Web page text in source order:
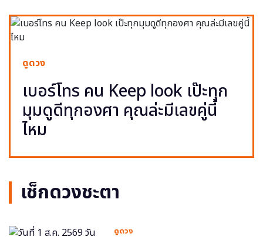
ดูดวง
เบอร์โทร คน Keep look เป๊ะทุก
มุมดูดีทุกองศา คุณล่ะมีเลขคู่นี้
ไหม
เช็กดวงชะตา
ดูดวง